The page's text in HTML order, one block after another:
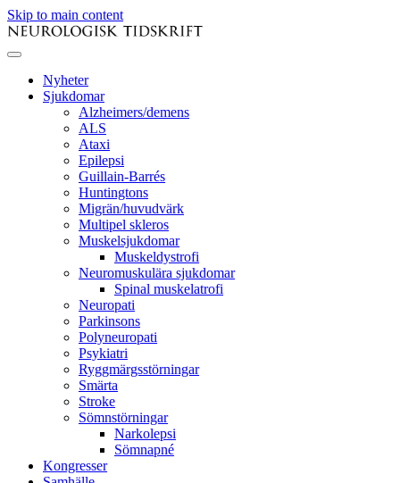
Skip to main content
Nyheter
Sjukdomar
Alzheimers/demens
ALS
Ataxi
Epilepsi
Guillain-Barrés
Huntingtons
Migrän/huvudvärk
Multipel skleros
Muskelsjukdomar
Muskeldystrofi
Neuromuskulära sjukdomar
Spinal muskelatrofi
Neuropati
Parkinsons
Polyneuropati
Psykiatri
Ryggmärgsstörningar
Smärta
Stroke
Sömnstörningar
Narkolepsi
Sömnapné
Kongresser